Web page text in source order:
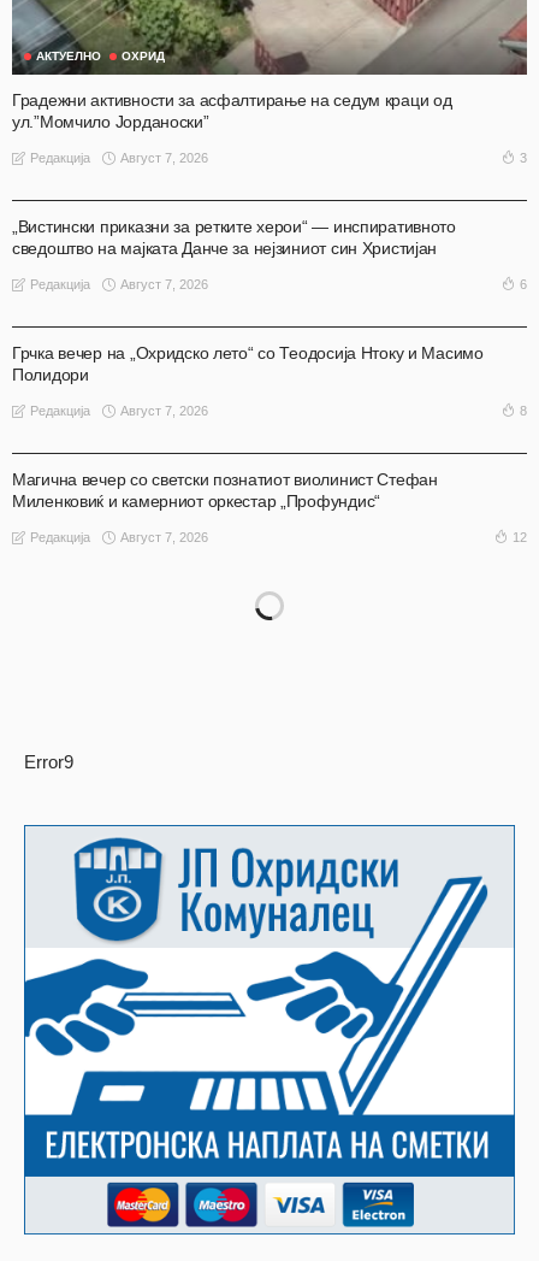
АКТУЕЛНО ОХРИД
Градежни активности за асфалтирање на седум краци од
ул.”Момчило Јорданоски”
Редакција Август 7, 2026 3
„Вистински приказни за ретките херои“ — инспиративното
сведоштво на мајката Данче за нејзиниот син Христијан
Редакција Август 7, 2026 6
Грчка вечер на „Охридско лето“ со Теодосија Нтоку и Масимо
Полидори
Редакција Август 7, 2026 8
Магична вечер со светски познатиот виолинист Стефан
Миленковиќ и камерниот оркестар „Профундис“
Редакција Август 7, 2026 12
Error9